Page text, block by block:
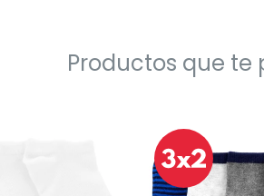
Productos que te